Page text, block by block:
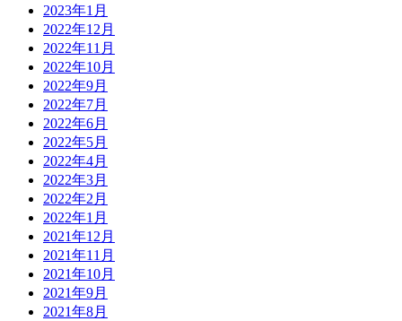
2023年1月
2022年12月
2022年11月
2022年10月
2022年9月
2022年7月
2022年6月
2022年5月
2022年4月
2022年3月
2022年2月
2022年1月
2021年12月
2021年11月
2021年10月
2021年9月
2021年8月